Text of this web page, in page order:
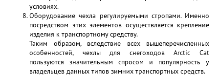
условиях.
Оборудование чехла регулируемыми стропами. Именно
посредством этих элементов осуществляется крепление
изделия к транспортному средству.
Таким образом, вследствие всех вышеперечисленных
особенностей, чехлы для снегоходов Arctic Cat
пользуются значительным спросом и популярность у
владельцев данных типов зимних транспортных средств.